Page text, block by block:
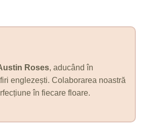
Roses, aducând în
englezești. Colaborarea noastră
în fiecare floare.